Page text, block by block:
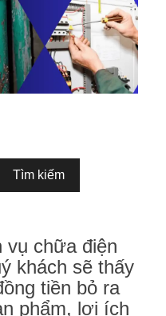
Tìm kiếm
chữa điện
khách sẽ thấy
tiền bỏ ra
phẩm, lợi ích